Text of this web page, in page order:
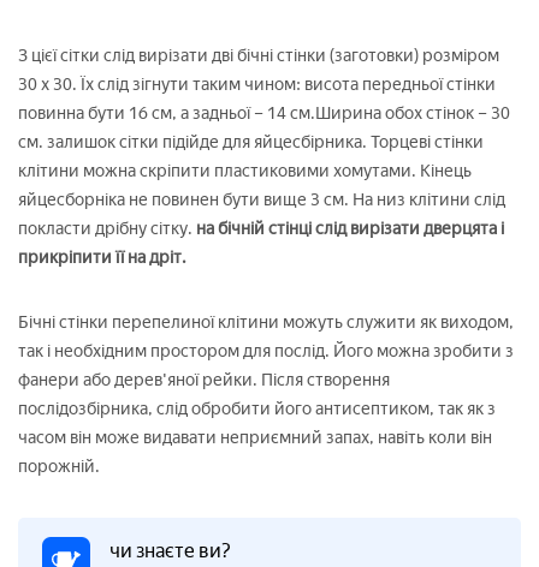
З цієї сітки слід вирізати дві бічні стінки (заготовки) розміром
30 х 30. Їх слід зігнути таким чином: висота передньої стінки
повинна бути 16 см, а задньої – 14 см.Ширина обох стінок – 30
см. залишок сітки підійде для яйцесбірника. Торцеві стінки
клітини можна скріпити пластиковими хомутами. Кінець
яйцесборніка не повинен бути вище 3 см. На низ клітини слід
покласти дрібну сітку. на бічній стінці слід вирізати дверцята і
прикріпити її на дріт.
Бічні стінки перепелиної клітини можуть служити як виходом,
так і необхідним простором для послід. Його можна зробити з
фанери або дерев'яної рейки. Після створення
послідозбірника, слід обробити його антисептиком, так як з
часом він може видавати неприємний запах, навіть коли він
порожній.
чи знаєте ви?